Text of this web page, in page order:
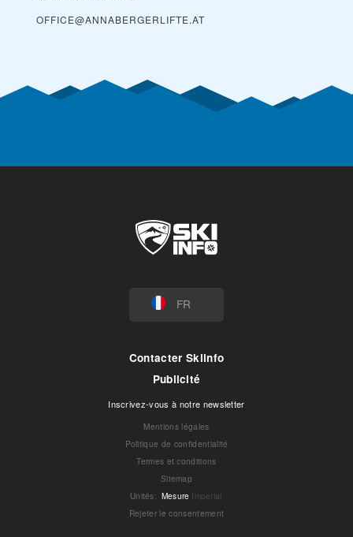
OFFICE@ANNABERGERLIFTE.AT
FR
Contacter Skiinfo
Publicité
Inscrivez-vous à notre newsletter
Mentions légales
Politique de confidentialité
Termes et conditions
Sitemap
Unités: Mesure Imperial
Rejeter le consentement